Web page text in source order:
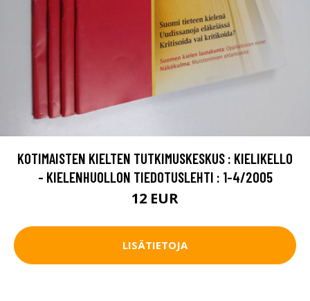
KOTIMAISTEN KIELTEN TUTKIMUSKESKUS : KIELIKELLO
- KIELENHUOLLON TIEDOTUSLEHTI : 1-4/2005
12 EUR
LISÄTIETOJA